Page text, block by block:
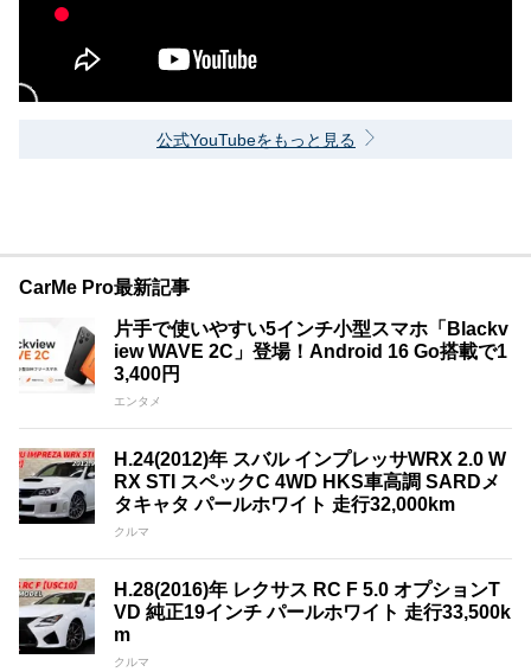
公式YouTubeをもっと見る
CarMe Pro最新記事
片手で使いやすい5インチ小型スマホ「Blackv
iew WAVE 2C」登場！Android 16 Go搭載で1
3,400円
エンタメ
H.24(2012)年 スバル インプレッサWRX 2.0 W
RX STI スペックC 4WD HKS車高調 SARDメ
タキャタ パールホワイト 走行32,000km
クルマ
H.28(2016)年 レクサス RC F 5.0 オプションT
VD 純正19インチ パールホワイト 走行33,500k
m
クルマ